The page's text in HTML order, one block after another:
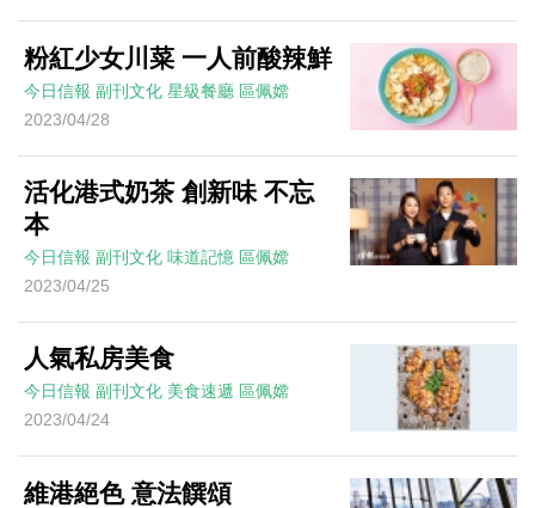
粉紅少女川菜 一人前酸辣鮮
今日信報 副刊文化 星級餐廳 區佩嫦
2023/04/28
活化港式奶茶 創新味 不忘
本
今日信報 副刊文化 味道記憶 區佩嫦
2023/04/25
人氣私房美食
今日信報 副刊文化 美食速遞 區佩嫦
2023/04/24
維港絕色 意法饌頌